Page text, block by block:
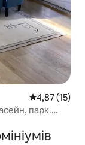
Середня
4,87 (15)
парк.